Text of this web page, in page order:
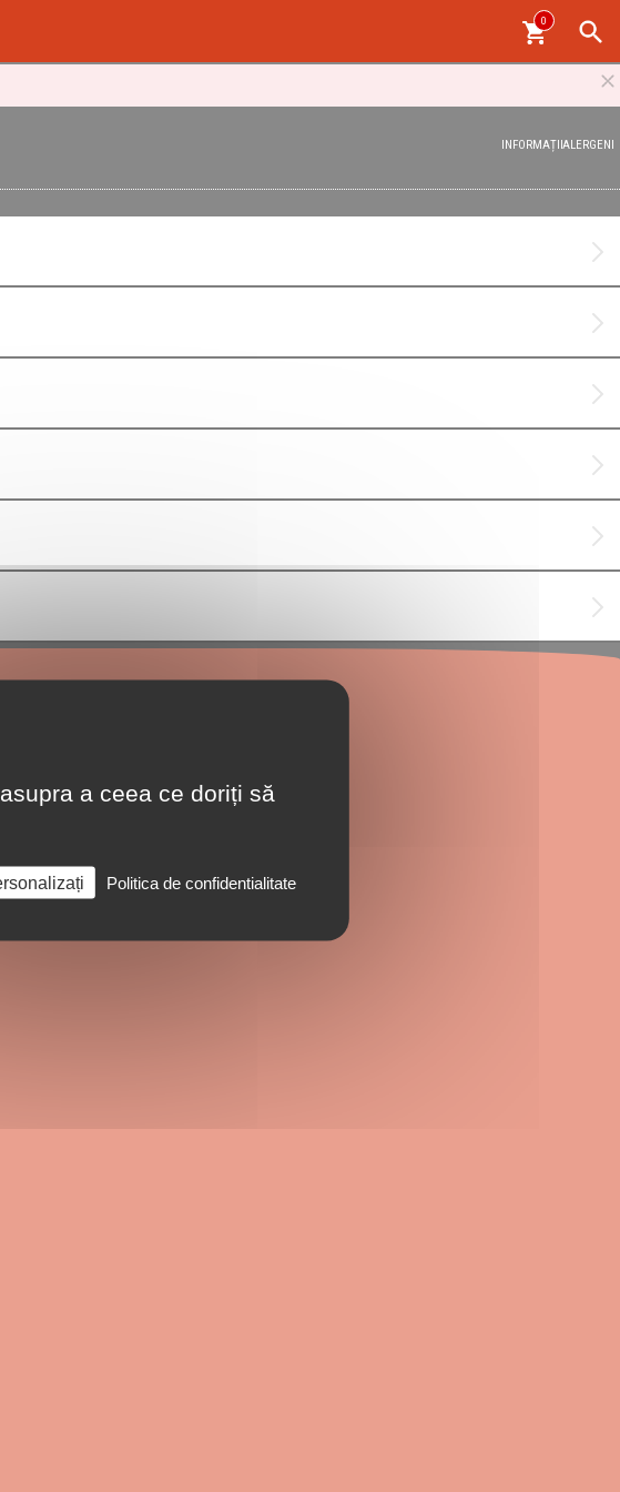
0
INFORMAȚIIALERGENI
a ceea ce doriți să
Politica de confidentialitate